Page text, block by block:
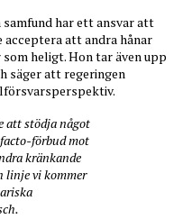
samfund har ett ansvar att
att andra hånar
heligt. Hon tar även upp
säger att regeringen
att stödja något
förbud mot
kränkande
linje vi kommer